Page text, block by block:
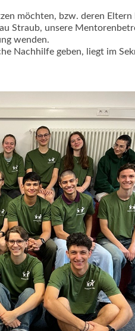
möchten, bzw. deren Eltern
Straub, unsere
wenden.
Nachhilfe geben, liegt im